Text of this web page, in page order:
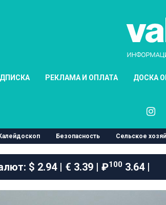
РЕКЛАМА И ОПЛАТА ДОСКА
Безопасность Сельское
$ 2.94 | € 3.39 | ₽1003.64 |